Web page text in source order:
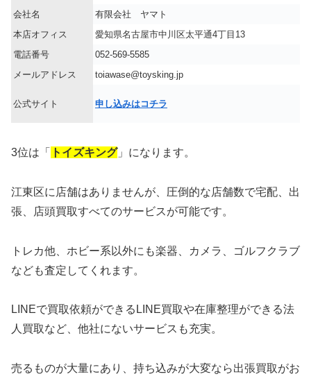
会社名
有限会社 ヤマト
本店オフィス
愛知県名古屋市中川区太平通4丁目13
電話番号
052-569-5585
メールアドレス
toiawase@toysking.jp
公式サイト 申し込みはコチラ
3位は「 トイズキング」になります。
江東区に店舗はありませんが、圧倒的な店舗数で宅配、出
張、店頭買取すべてのサービスが可能です。
トレカ他、ホビー系以外にも楽器、カメラ、ゴルフクラブ
なども査定してくれます。
LINEで買取依頼ができるLINE買取や在庫整理ができる法
人買取など、他社にないサービスも充実。
売るものが大量にあり、持ち込みが大変なら出張買取がお